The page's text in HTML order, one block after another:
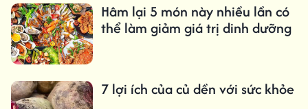
Hâm lại 5 món này nhiều lần có
thể làm giảm giá trị dinh dưỡng
7 lợi ích của củ dền với sức khỏe